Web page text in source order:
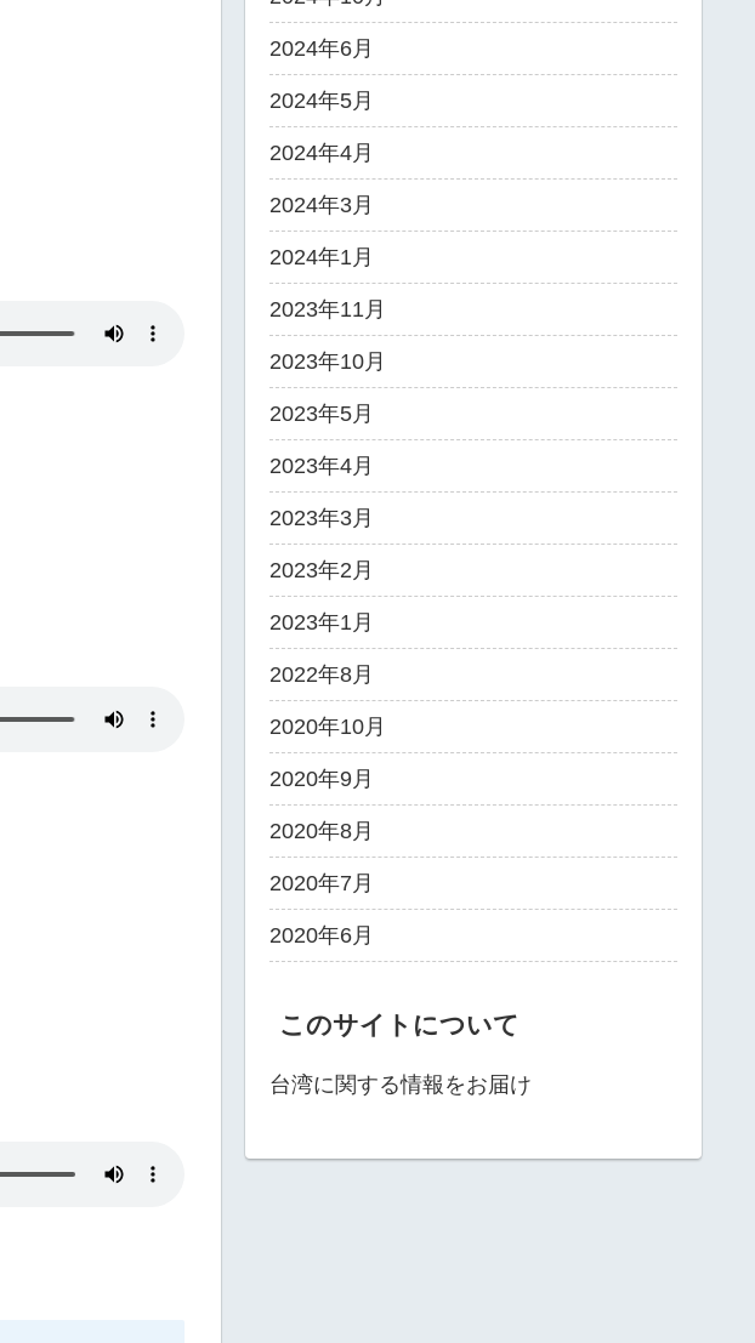
2024年6月
2024年5月
2024年4月
2024年3月
2024年1月
2023年11月
2023年10月
2023年5月
2023年4月
2023年3月
2023年2月
2023年1月
2022年8月
2020年10月
2020年9月
2020年8月
2020年7月
2020年6月
このサイトについて
台湾に関する情報をお届け